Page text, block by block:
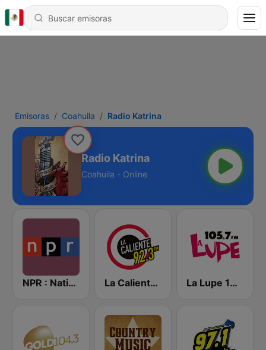
Emisoras Coahuila Radio Katrina
Radio Katrina
Coahuila - Online
NPR : National Public Radio La Caliente 92.3 FM | Torreón La Lupe 105.7 FM | Saltillo